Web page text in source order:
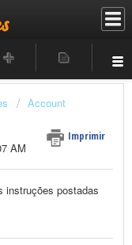
Account
Imprimir
AM
instruções postadas